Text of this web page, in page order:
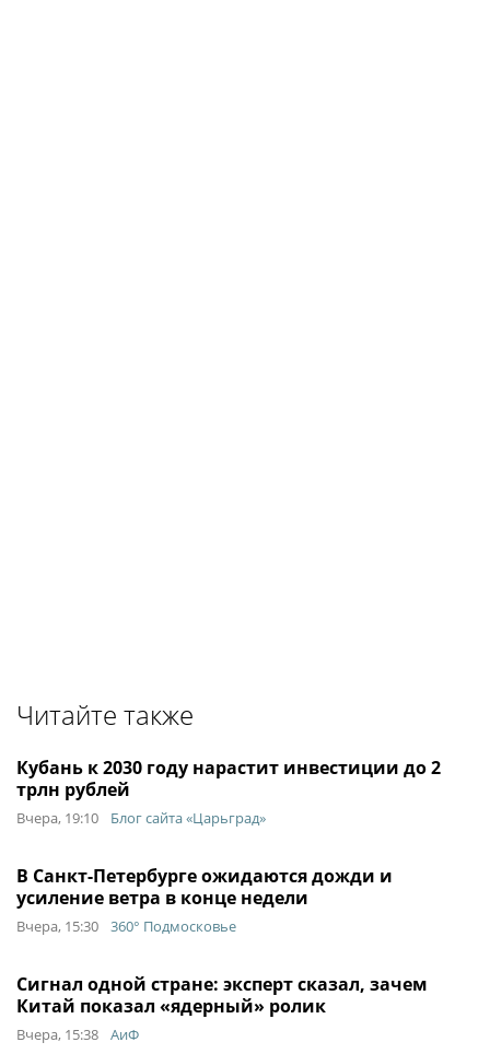
Читайте также
Кубань к 2030 году нарастит инвестиции до 2
трлн рублей
Вчера, 19:10 Блог сайта «Царьград»
В Санкт-Петербурге ожидаются дожди и
усиление ветра в конце недели
Вчера, 15:30 360° Подмосковье
Сигнал одной стране: эксперт сказал, зачем
Китай показал «ядерный» ролик
Вчера, 15:38 АиФ